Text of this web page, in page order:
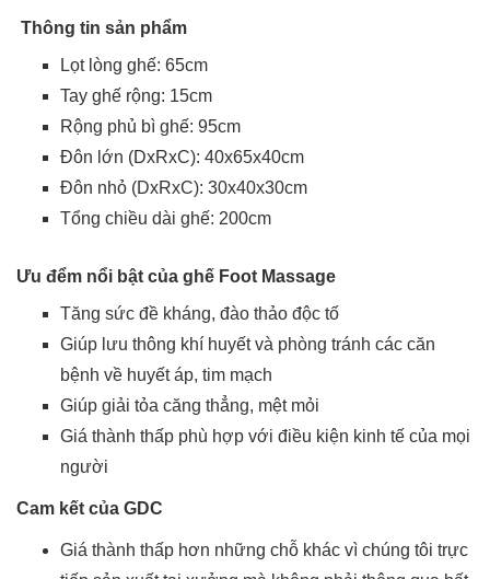
Thông tin sản phẩm
Lọt lòng ghế: 65cm
Tay ghế rộng: 15cm
Rộng phủ bì ghế: 95cm
Đôn lớn (DxRxC): 40x65x40cm
Đôn nhỏ (DxRxC): 30x40x30cm
Tổng chiều dài ghế: 200cm
Ưu đểm nổi bật của ghế Foot Massage
Tăng sức đề kháng, đào thảo độc tố
Giúp lưu thông khí huyết và phòng tránh các căn
bệnh về huyết áp, tim mạch
Giúp giải tỏa căng thẳng, mệt mỏi
Giá thành thấp phù hợp với điều kiện kinh tế của mọi
người
Cam kết của GDC
Giá thành thấp hơn những chỗ khác vì chúng tôi trực